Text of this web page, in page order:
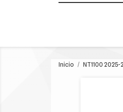
Inicio NT1100 2025-